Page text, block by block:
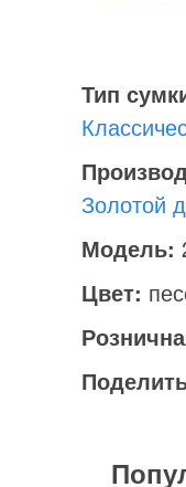
Тип
Золотой
Модель:
Цвет: